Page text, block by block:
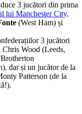
3 jucători din prima
lui Manchester City,
(West Ham) și
3 jucători
Wood (Leeds,
dar și un jucător de la
Patterson (de la